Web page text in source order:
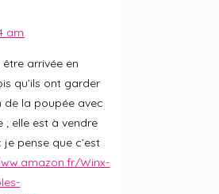
am
arrivée en
qu’ils ont garder
de la poupée avec
; elle est à vendre
pense que c’est
Winx-